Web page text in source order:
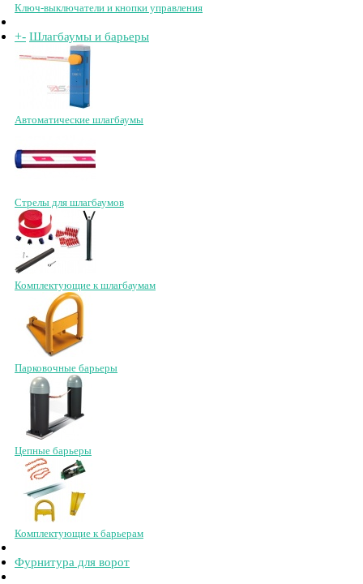
Ключ-выключатели и кнопки управления
+- Шлагбаумы и барьеры
Автоматические шлагбаумы
Стрелы для шлагбаумов
Комплектующие к шлагбаумам
Парковочные барьеры
Цепные барьеры
Комплектующие к барьерам
Фурнитура для ворот